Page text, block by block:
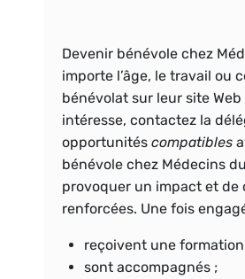
Devenir bénévole chez
importe l’âge, le travail ou
bénévolat sur leur site
intéresse, contactez la
opportunités compatibles
bénévole chez Médecins
provoquer un impact et de
renforcées. Une fois
reçoivent une
sont accompagnés ;